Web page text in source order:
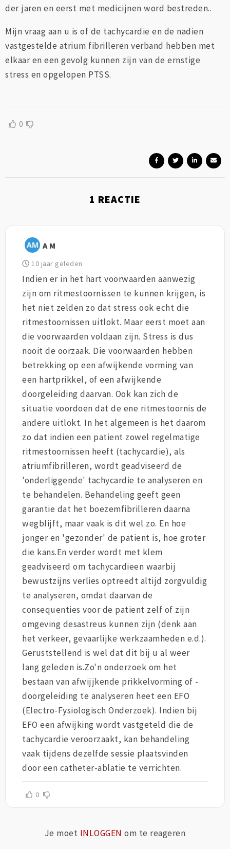
der jaren en eerst met medicijnen word bestreden..
Mijn vraag aan u is of de tachycardie en de nadien
vastgestelde atrium fibrilleren verband hebben met
elkaar en een gevolg kunnen zijn van de ernstige
stress en opgelopen PTSS.
0
1 REACTIE
A M
10 jaar geleden
Indien er in het hart voorwaarden aanwezig
zijn om ritmestoornissen te kunnen krijgen, is
het niet zelden zo dat stress ook echt die
ritmestoornissen uitlokt. Maar eerst moet aan
die voorwaarden voldaan zijn. Stress is dus
nooit de oorzaak. Die voorwaarden hebben
betrekking op een afwijkende vorming van
een hartprikkel, of een afwijkende
doorgeleiding daarvan. Ook kan zich de
situatie voordoen dat de ene ritmestoornis de
andere uitlokt. In het algemeen is het daarom
zo dat indien een patient zowel regelmatige
ritmestoornissen heeft (tachycardie), als
atriumfibrilleren, wordt geadviseerd de
'onderliggende' tachycardie te analyseren en
te behandelen. Behandeling geeft geen
garantie dat het boezemfibrilleren daarna
wegblijft, maar vaak is dit wel zo. En hoe
jonger en 'gezonder' de patient is, hoe groter
die kans.En verder wordt met klem
geadviseerd om tachycardieen waarbij
bewustzijns verlies optreedt altijd zorgvuldig
te analyseren, omdat daarvan de
consequenties voor de patient zelf of zijn
omgeving desastreus kunnen zijn (denk aan
het verkeer, gevaarlijke werkzaamheden e.d.).
Geruststellend is wel dat dit bij u al weer
lang geleden is.Zo'n onderzoek om het
bestaan van afwijjkende prikkelvorming of -
doorgeleiding te analyseren heet een EFO
(Electro-Fysiologisch Onderzoek). Indien bij
EFO een afwijking wordt vastgeteld die de
tachycardie veroorzaakt, kan behandeling
vaak tijdens dezelfde sessie plaatsvinden
door een catheter-ablatie te verrichten.
0
Je moet INLOGGEN om te reageren